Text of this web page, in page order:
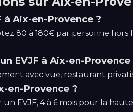
à Aix-en-Provence ?
80 à 180€ par personne
EVJF à Aix-en-Provence
avec vue, restaurant
en-Provence ?
EVJF, 4 à 6 mois pour la